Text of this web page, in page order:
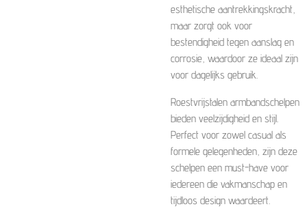
esthetische aantrekkingskracht,
maar zorgt ook voor
bestendigheid tegen aanslag en
corrosie, waardoor ze ideaal zijn
voor dagelijks gebruik.
Roestvrijstalen armbandschelpen
bieden veelzijdigheid en stijl.
Perfect voor zowel casual als
formele gelegenheden, zijn deze
schelpen een must-have voor
iedereen die vakmanschap en
tijdloos design waardeert.